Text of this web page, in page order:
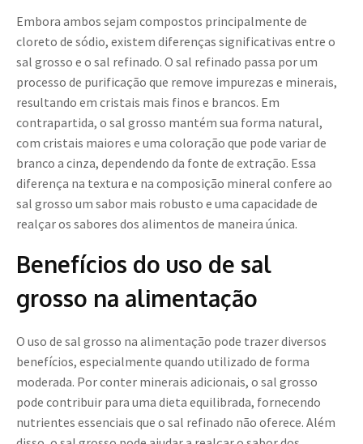
Embora ambos sejam compostos principalmente de
cloreto de sódio, existem diferenças significativas entre o
sal grosso e o sal refinado. O sal refinado passa por um
processo de purificação que remove impurezas e minerais,
resultando em cristais mais finos e brancos. Em
contrapartida, o sal grosso mantém sua forma natural,
com cristais maiores e uma coloração que pode variar de
branco a cinza, dependendo da fonte de extração. Essa
diferença na textura e na composição mineral confere ao
sal grosso um sabor mais robusto e uma capacidade de
realçar os sabores dos alimentos de maneira única.
Benefícios do uso de sal
grosso na alimentação
O uso de sal grosso na alimentação pode trazer diversos
benefícios, especialmente quando utilizado de forma
moderada. Por conter minerais adicionais, o sal grosso
pode contribuir para uma dieta equilibrada, fornecendo
nutrientes essenciais que o sal refinado não oferece. Além